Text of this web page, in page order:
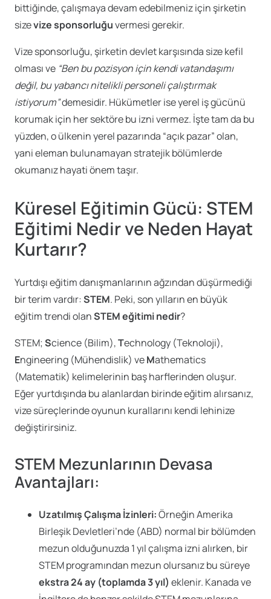
bittiğinde, çalışmaya devam edebilmeniz için şirketin
sizevize sponsorluğuvermesi gerekir.
Vize sponsorluğu, şirketin devlet karşısında size kefil
olması ve “Ben bu pozisyon için kendi vatandaşımı
değil, bu yabancı nitelikli personeli çalıştırmak
istiyorum”demesidir. Hükümetler ise yerel iş gücünü
korumak için her sektöre bu izni vermez. İşte tam da bu
yüzden, o ülkenin yerel pazarında “açık pazar” olan,
yani eleman bulunamayan stratejik bölümlerde
okumanız hayati önem taşır.
Küresel Eğitimin Gücü: STEM
Eğitimi Nedir ve Neden Hayat
Kurtarır?
Yurtdışı eğitim danışmanlarının ağzından düşürmediği
bir terim vardır:STEM. Peki, son yılların en büyük
eğitim trendi olanSTEM eğitimi nedir?
STEM;Science (Bilim),Technology (Teknoloji),
Engineering (Mühendislik) veMathematics
(Matematik) kelimelerinin baş harflerinden oluşur.
Eğer yurtdışında bu alanlardan birinde eğitim alırsanız,
vize süreçlerinde oyunun kurallarını kendi lehinize
değiştirirsiniz.
STEM Mezunlarının Devasa
Avantajları:
Uzatılmış Çalışma İzinleri:Örneğin Amerika
Birleşik Devletleri’nde (ABD) normal bir bölümden
mezun olduğunuzda 1 yıl çalışma izni alırken, bir
STEM programından mezun olursanız bu süreye
ekstra 24 ay (toplamda 3 yıl) eklenir. Kanada ve